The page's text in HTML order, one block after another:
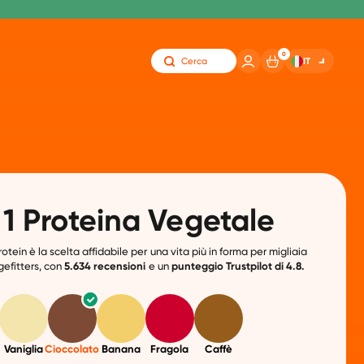
Cerca
0
IT
1 Proteina Vegetale
è la scelta affidabile per una vita più in forma per migliaia
con5.634 recensioni e un punteggio Trustpilot di 4.8.
VanigliaCioccolato Banana Fragola Caffè